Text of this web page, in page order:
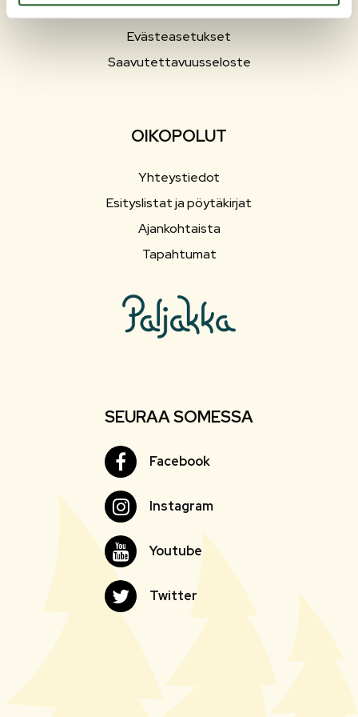
Hallinto
Evästeasetukset
Saavutettavuusseloste
OIKOPOLUT
Yhteystiedot
Esityslistat ja pöytäkirjat
Ajankohtaista
Tapahtumat
SEURAA SOMESSA
FacebookFacebook
InstagramInstagram
YoutubeYoutube
Twitter Twitter